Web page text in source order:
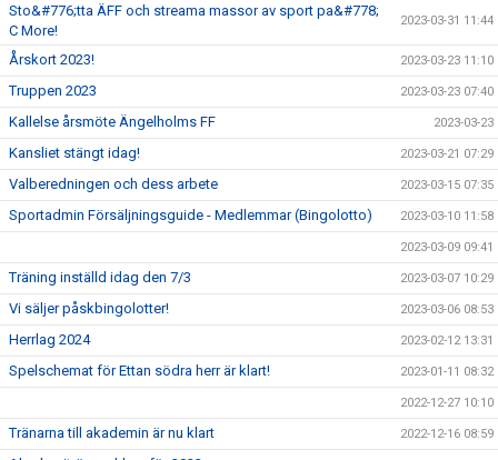
Sto&#776;tta ÄFF och streama massor av sport pa&#778;
C More!
2023-03-31 11:44
Årskort 2023! 2023-03-23 11:10
Truppen 2023 2023-03-23 07:40
Kallelse årsmöte Ängelholms FF 2023-03-23
Kansliet stängt idag! 2023-03-21 07:29
Valberedningen och dess arbete 2023-03-15 07:35
Sportadmin Försäljningsguide - Medlemmar (Bingolotto) 2023-03-10 11:58
2023-03-09 09:41
Träning inställd idag den 7/3 2023-03-07 10:29
Vi säljer påskbingolotter! 2023-03-06 08:53
Herrlag 2024 2023-02-12 13:31
Spelschemat för Ettan södra herr är klart! 2023-01-11 08:32
2022-12-27 10:10
Tränarna till akademin är nu klart 2022-12-16 08:59